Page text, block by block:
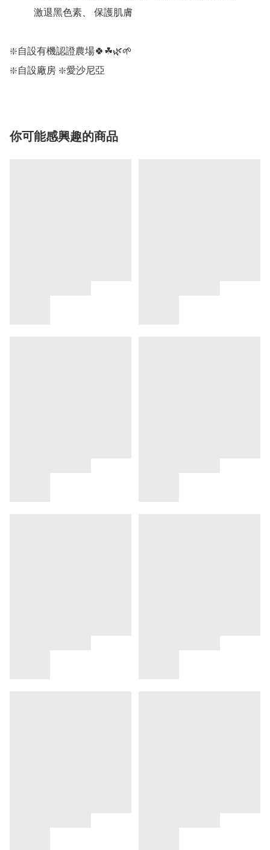
❇️自設有機認證農場🍀☘🌿🌱
❇️自設廠房 ❇️愛沙尼亞
你可能感興趣的商品